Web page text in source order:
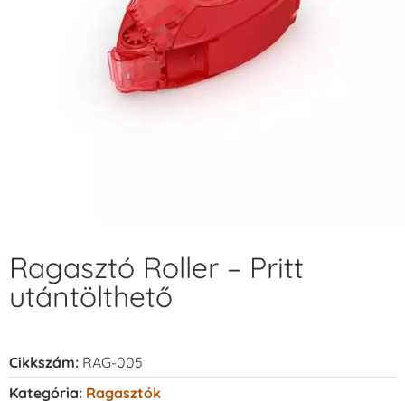
Ragasztó Roller – Pritt
utántölthető
Cikkszám: RAG-005
Kategória: Ragasztók